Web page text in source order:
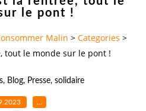
le pont !
Malin > Categories >
tout le monde sur le pont !
, Blog, Presse, solidaire
…